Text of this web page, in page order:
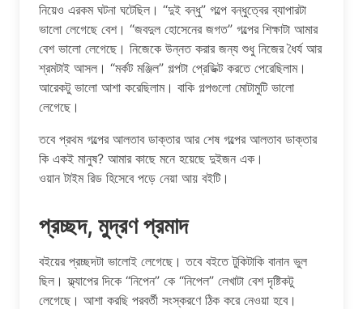
নিয়েও এরকম ঘটনা ঘটেছিল। “দুই বন্ধু” গল্পে বন্ধুত্বের ব্যাপারটা
ভালো লেগেছে বেশ। “জবদুল হোসেনের জগত” গল্পের শিক্ষাটা আমার
বেশ ভালো লেগেছে। নিজেকে উন্নত করার জন্য শুধু নিজের ধৈর্য আর
শ্রমটাই আসল। “মর্কট মঞ্জিল” গল্পটা প্রেডিক্ট করতে পেরেছিলাম।
আরেকটু ভালো আশা করেছিলাম। বাকি গল্পগুলো মোটামুটি ভালো
লেগেছে।
তবে প্রথম গল্পের আলতাব ডাক্তার আর শেষ গল্পের আলতাব ডাক্তার
কি একই মানুষ? আমার কাছে মনে হয়েছে দুইজন এক।
ওয়ান টাইম রিড হিসেবে পড়ে নেয়া আয় বইটি।
প্রচ্ছদ, মুদ্রণ প্রমাদ
বইয়ের প্রচ্ছদটা ভালোই লেগেছে। তবে বইতে টুকিটাকি বানান ভুল
ছিল। ফ্ল্যাপের দিকে “নিপেন” কে “নিপেল” লেখাটা বেশ দৃষ্টিকটু
লেগেছে। আশা করছি পরবর্তী সংস্করণে ঠিক করে নেওয়া হবে।